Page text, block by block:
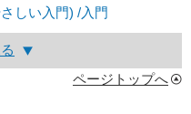
しい入門) /入門
ページトップへ